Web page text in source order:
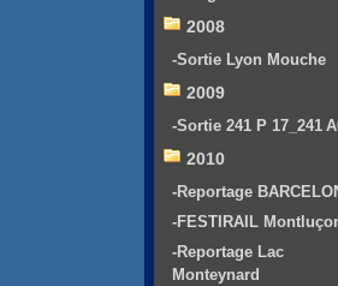
2008
-Sortie Lyon Mouche
2009
-Sortie 241 P 17_241
2010
-Reportage
-FESTIRAIL
-Reportage Lac
Monteynard